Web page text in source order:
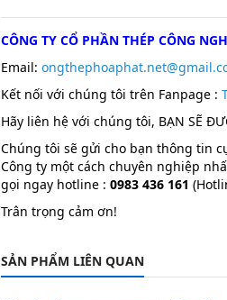
CÔNG TY CỔ PHẦN THÉP CÔNG
Email:
Kết nối với chúng tôi trên Fanpage :
Hãy liên hệ với chúng tôi, BẠN SẼ
Chúng tôi sẽ gửi cho bạn thông tin
Công ty một cách chuyên nghiệp
gọi ngay hotline : 0983 436 161
Trân trọng cảm ơn!
SẢN PHẨM LIÊN QUAN